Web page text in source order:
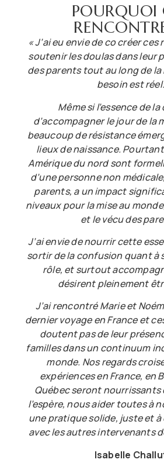
POURQUOI
« J’ai eu envie de co créer
soutenir les doulas dans leur
des parents tout au long de
besoin est réel.
Même si l’essence de
d’accompagner le jour de la
beaucoup de résistance
lieux de naissance.
Amérique du nord sont
d’une personne non
parents, a un impact
niveaux pour la mise au
et le vécu des
J’ai envie de nourrir cette
sortir de la confusion quant à
rôle, et surtout
désirent pleinement
J’ai rencontré Marie et
dernier voyage en France et
doutent pas de leur
familles dans un continuum
monde. Nos regards
expériences en France, en
Québec seront
l’espère, nous aider toutes à
une pratique solide, juste et
avec les autres intervenants
Isabelle